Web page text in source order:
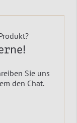
Sie uns
den Chat.